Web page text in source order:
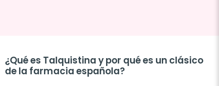
¿Qué es Talquistina y por qué es un clásico
de la farmacia española?